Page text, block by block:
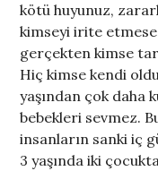
kötü huyunuz,
kimseyi irite etmese
gerçekten kimse
Hiç kimse kendi
yaşından çok daha
bebekleri sevmez.
insanların sanki iç
3 yaşında iki